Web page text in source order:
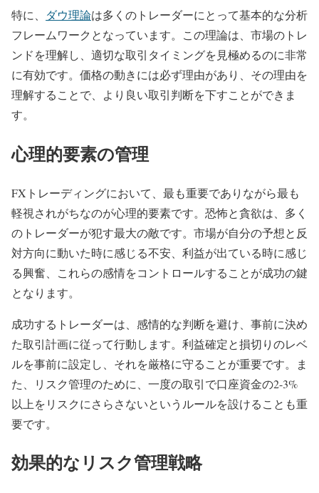
特に、 ダウ理論は多くのトレーダーにとって基本的な分析
フレームワークとなっています。この理論は、市場のトレ
ンドを理解し、適切な取引タイミングを見極めるのに非常
に有効です。価格の動きには必ず理由があり、その理由を
理解することで、より良い取引判断を下すことができま
す。
心理的要素の管理
FXトレーディングにおいて、最も重要でありながら最も
軽視されがちなのが心理的要素です。恐怖と貪欲は、多く
のトレーダーが犯す最大の敵です。市場が自分の予想と反
対方向に動いた時に感じる不安、利益が出ている時に感じ
る興奮、これらの感情をコントロールすることが成功の鍵
となります。
成功するトレーダーは、感情的な判断を避け、事前に決め
た取引計画に従って行動します。利益確定と損切りのレベ
ルを事前に設定し、それを厳格に守ることが重要です。ま
た、リスク管理のために、一度の取引で口座資金の2-3%
以上をリスクにさらさないというルールを設けることも重
要です。
効果的なリスク管理戦略